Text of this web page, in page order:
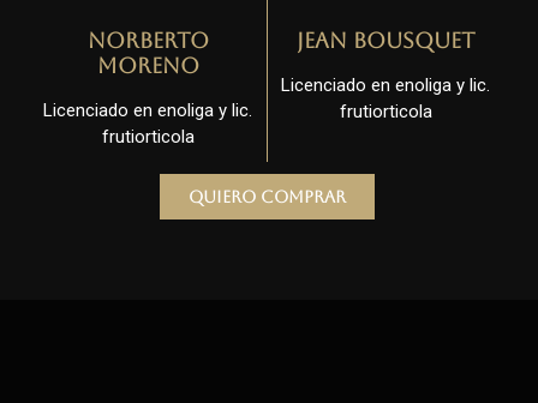
Norberto
Moreno
Licenciado en enoliga y lic.
frutiorticola
Jean Bousquet
Licenciado en enoliga y lic.
frutiorticola
Quiero comprar